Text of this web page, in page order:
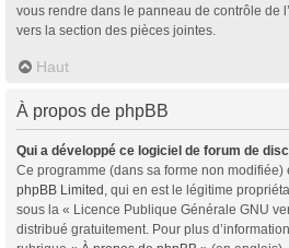
vous rendre dans le panneau de contrôle de
vers la section des pièces jointes.
Haut
À propos de phpBB
Qui a développé ce logiciel de forum de
Ce programme (dans sa forme non modifiée)
phpBB Limited, qui en est le légitime
sous la « Licence Publique Générale GNU
distribué gratuitement. Pour plus